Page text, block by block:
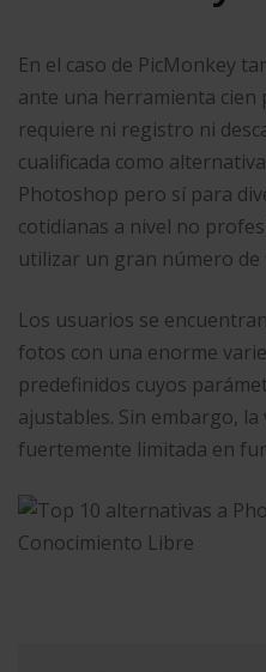
En el caso de PicMonkey
ante una herramienta cien
requiere ni registro ni
cualificada como
Photoshop pero sí para
cotidianas a nivel no
utilizar un gran número
Los usuarios se
fotos con una enorme
predefinidos cuyos
ajustables. Sin embargo,
fuertemente limitada en